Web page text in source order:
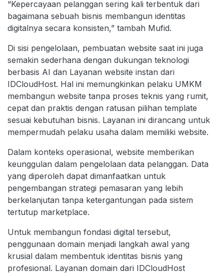
“Kepercayaan pelanggan sering kali terbentuk dari
bagaimana sebuah bisnis membangun identitas
digitalnya secara konsisten,” tambah Mufid.
Di sisi pengelolaan, pembuatan website saat ini juga
semakin sederhana dengan dukungan teknologi
berbasis AI dan Layanan website instan dari
IDCloudHost. Hal ini memungkinkan pelaku UMKM
membangun website tanpa proses teknis yang rumit,
cepat dan praktis dengan ratusan pilihan template
sesuai kebutuhan bisnis. Layanan ini dirancang untuk
mempermudah pelaku usaha dalam memiliki website.
Dalam konteks operasional, website memberikan
keunggulan dalam pengelolaan data pelanggan. Data
yang diperoleh dapat dimanfaatkan untuk
pengembangan strategi pemasaran yang lebih
berkelanjutan tanpa ketergantungan pada sistem
tertutup marketplace.
Untuk membangun fondasi digital tersebut,
penggunaan domain menjadi langkah awal yang
krusial dalam membentuk identitas bisnis yang
profesional. Layanan domain dari IDCloudHost